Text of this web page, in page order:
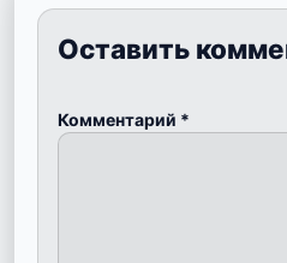
Оставить
Комментарий *